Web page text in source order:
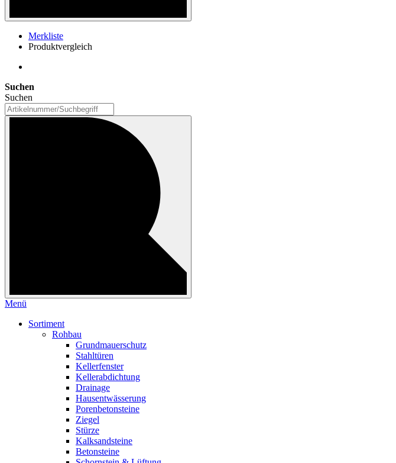
Merkliste
Produktvergleich
Suchen
Suchen
Menü
Sortiment
Rohbau
Grundmauerschutz
Stahltüren
Kellerfenster
Kellerabdichtung
Drainage
Hausentwässerung
Porenbetonsteine
Ziegel
Stürze
Kalksandsteine
Betonsteine